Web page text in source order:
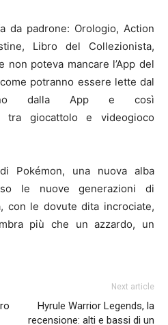
da padrone: Orologio, Action
Libro del Collezionista,
non poteva mancare l’App del
potranno essere lette dal
dalla App e così
tra giocattolo e videogioco
Pokémon, una nuova alba
le nuove generazioni di
con le dovute dita incrociate,
più che un azzardo, un
Next article
Hyrule Warrior Legends, la
recensione: alti e bassi di un